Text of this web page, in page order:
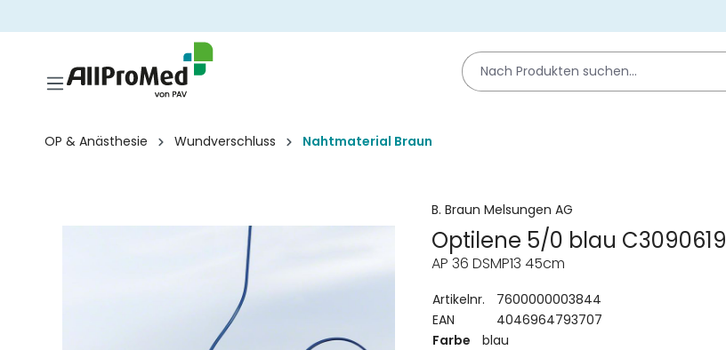
OP & Anästhesie Wundverschluss Nahtmaterial Braun
B. Braun Melsungen AG
Optilene 5/0 blau C3090619
AP 36 DSMP13 45cm
Artikelnr.
7600000003844
EAN
4046964793707
Farbe
blau